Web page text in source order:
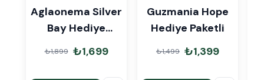
Aglaonema Silver
Bay Hediye
Paketli
₺1,899 ₺1,699
Guzmania Hope
Hediye Paketli
₺1,499 ₺1,399